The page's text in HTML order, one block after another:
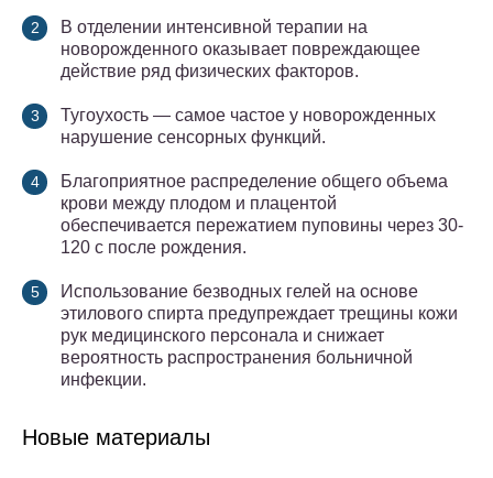
В отделении интенсивной терапии на
новорожденного оказывает повреждаю­щее
действие ряд физических факторов.
Тугоухость — самое частое у новорожденных
нарушение сенсорных функций.
Благоприятное распределение общего объема
крови между плодом и плацен­той
обеспечивается пережатием пуповины через 30-
120 с после рождения.
Использование безводных гелей на основе
этилового спирта предупреждает трещины кожи
рук медицинского персонала и снижает
вероятность распрост­ранения больничной
инфекции.
Новые материалы